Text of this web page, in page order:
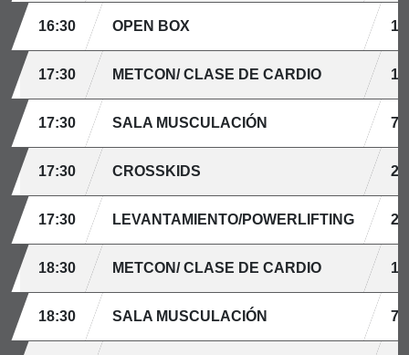
16:30 OPEN BOX
17:30 METCON/ CLASE DE CARDIO
17:30 SALA MUSCULACIÓN 7
17:30 CROSSKIDS
17:30 LEVANTAMIENTO/POWERLIFTING 2
18:30 METCON/ CLASE DE CARDIO
18:30 SALA MUSCULACIÓN 7